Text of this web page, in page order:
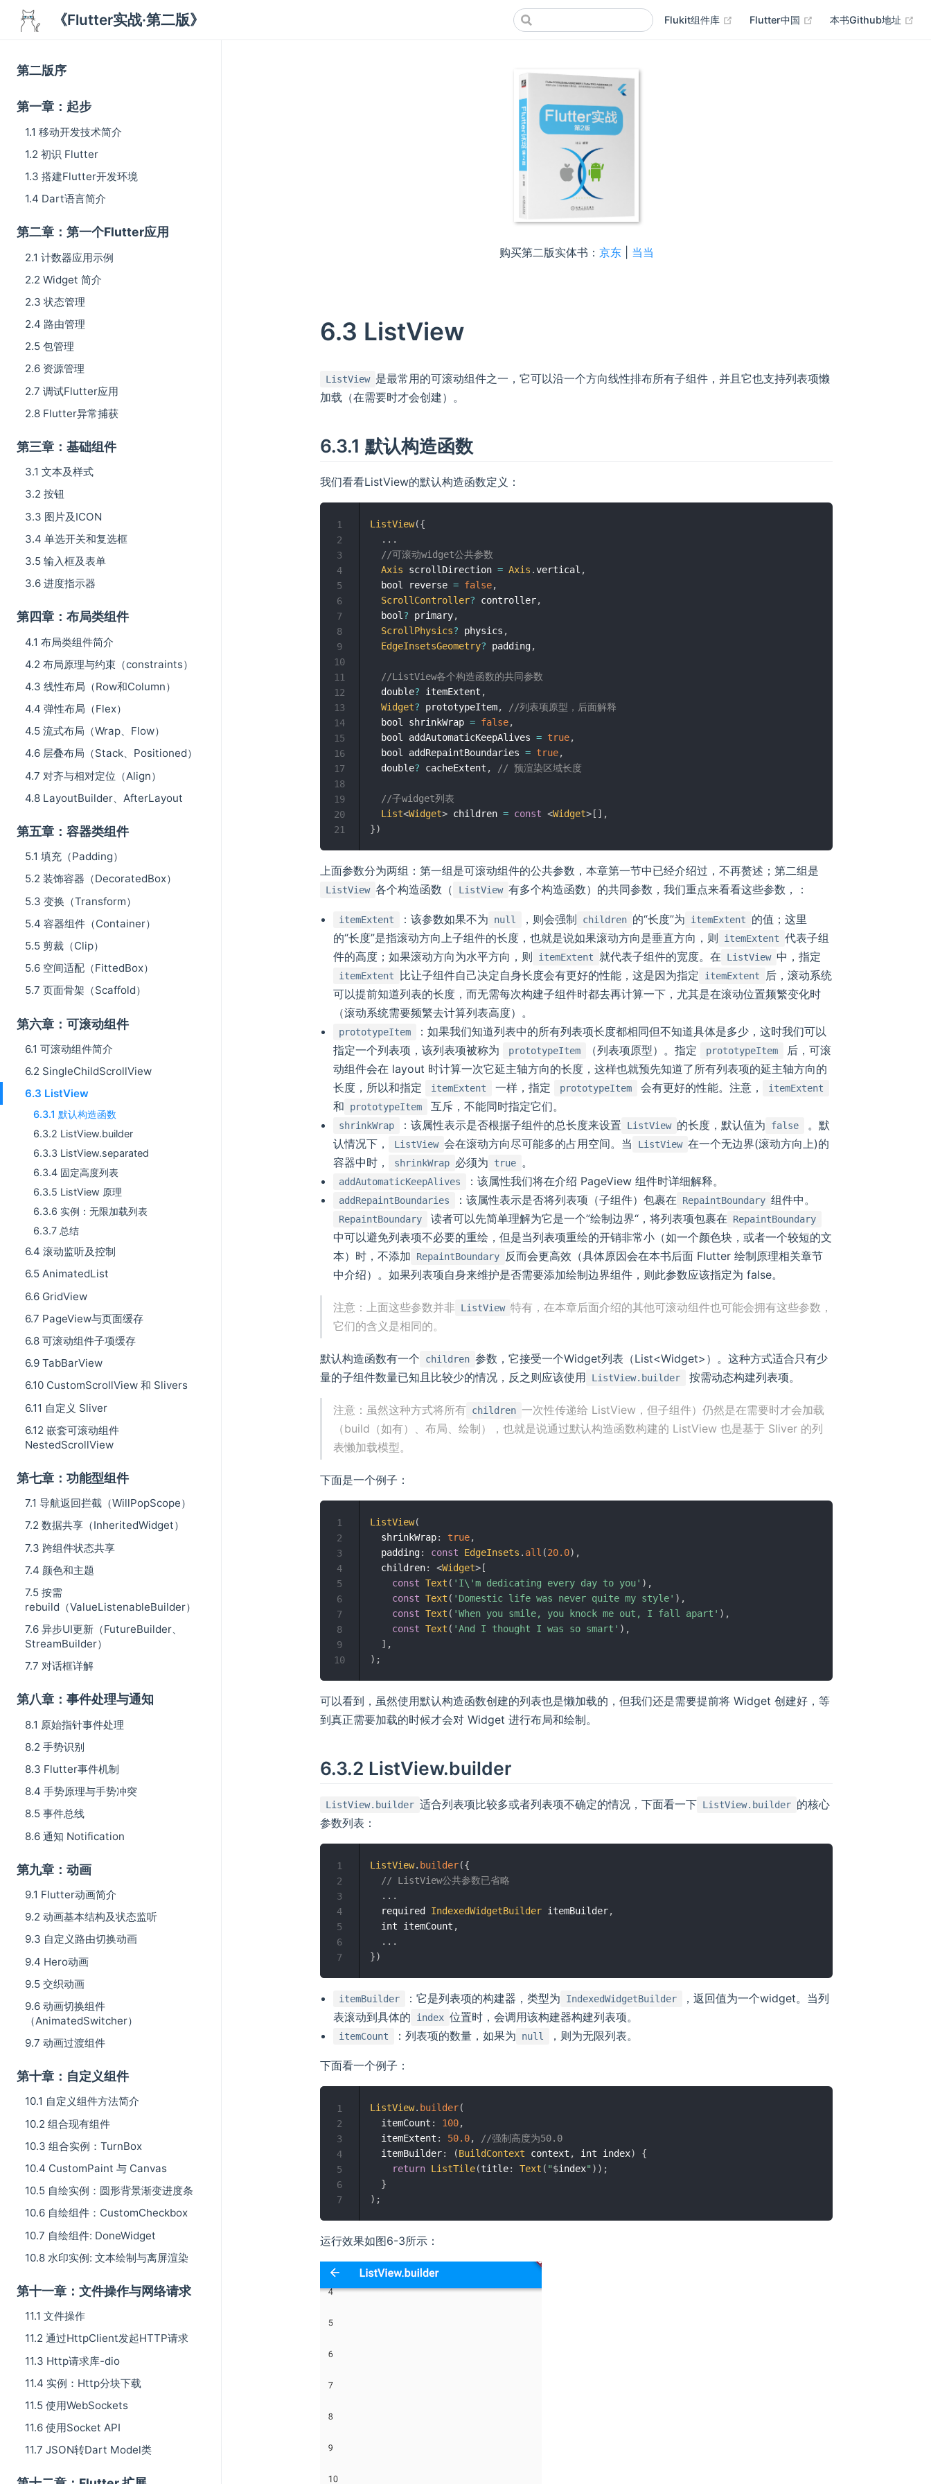
《Flutter实战·第二版》 Flukit组件库 (opens new window)
Flutter中国 (opens new window)
本书Github地址
第二版序
第一章：起步
1.1 移动开发技术简介
1.2 初识 Flutter
1.3 搭建Flutter开发环境
1.4 Dart语言简介
第二章：第一个Flutter应用
2.1 计数器应用示例
2.2 Widget 简介
2.3 状态管理
2.4 路由管理
2.5 包管理
2.6 资源管理
2.7 调试Flutter应用
2.8 Flutter异常捕获
第三章：基础组件
3.1 文本及样式
3.2 按钮
3.3 图片及ICON
3.4 单选开关和复选框
3.5 输入框及表单
3.6 进度指示器
第四章：布局类组件
4.1 布局类组件简介
4.2 布局原理与约束（constraints）
4.3 线性布局（Row和Column）
4.4 弹性布局（Flex）
4.5 流式布局（Wrap、Flow）
4.6 层叠布局（Stack、Positioned）
4.7 对齐与相对定位（Align）
4.8 LayoutBuilder、AfterLayout
第五章：容器类组件
5.1 填充（Padding）
5.2 装饰容器（DecoratedBox）
5.3 变换（Transform）
5.4 容器组件（Container）
5.5 剪裁（Clip）
5.6 空间适配（FittedBox）
5.7 页面骨架（Scaffold）
第六章：可滚动组件
6.1 可滚动组件简介
6.2 SingleChildScrollView
6.3 ListView
6.3.1 默认构造函数
6.3.2 ListView.builder
6.3.3 ListView.separated
6.3.4 固定高度列表
6.3.5 ListView 原理
6.3.6 实例：无限加载列表
6.3.7 总结
6.4 滚动监听及控制
6.5 AnimatedList
6.6 GridView
6.7 PageView与页面缓存
6.8 可滚动组件子项缓存
6.9 TabBarView
6.10 CustomScrollView 和 Slivers
6.11 自定义 Sliver
6.12 嵌套可滚动组件
NestedScrollView
第七章：功能型组件
7.1 导航返回拦截（WillPopScope）
7.2 数据共享（InheritedWidget）
7.3 跨组件状态共享
7.4 颜色和主题
7.5 按需
rebuild（ValueListenableBuilder）
7.6 异步UI更新（FutureBuilder、
StreamBuilder）
7.7 对话框详解
第八章：事件处理与通知
8.1 原始指针事件处理
8.2 手势识别
8.3 Flutter事件机制
8.4 手势原理与手势冲突
8.5 事件总线
8.6 通知 Notification
第九章：动画
9.1 Flutter动画简介
9.2 动画基本结构及状态监听
9.3 自定义路由切换动画
9.4 Hero动画
9.5 交织动画
9.6 动画切换组件
（AnimatedSwitcher）
9.7 动画过渡组件
第十章：自定义组件
10.1 自定义组件方法简介
10.2 组合现有组件
10.3 组合实例：TurnBox
10.4 CustomPaint 与 Canvas
10.5 自绘实例：圆形背景渐变进度条
10.6 自绘组件：CustomCheckbox
10.7 自绘组件: DoneWidget
10.8 水印实例: 文本绘制与离屏渲染
第十一章：文件操作与网络请求
11.1 文件操作
11.2 通过HttpClient发起HTTP请求
11.3 Http请求库-dio
11.4 实例：Http分块下载
11.5 使用WebSockets
11.6 使用Socket API
11.7 JSON转Dart Model类
购买第二版实体书： 京东| 当当
6.3 ListView
ListView 是最常用的可滚动组件之一，它可以沿一个方向线性排布所有子组件，并且它也支持列表项懒
加载（在需要时才会创建）。
6.3.1 默认构造函数
我们看看ListView的默认构造函数定义：
ListView({
. . .
//可滚动widget公共参数
Axis scrollDirection = Axis .vertical ,
  bool reverse
= false,
ScrollController? controller,
  bool
? primary,
ScrollPhysics? physics ,
EdgeInsetsGeometry? padding,
//ListView各个构造函数的共同参数
  double
? itemExtent ,
Widget? prototypeItem,
//列表项原型，后面解释
  bool shrinkWrap
= false,
  bool addAutomaticKeepAlives
= true,
  bool addRepaintBoundaries
= true,
  double
? cacheExtent , // 预渲染区域长度
//子widget列表
List<Widget> children = const <Widget> [ ] ,
})
1
2
3
4
5
6
7
8
9
10
11
12
13
14
15
16
17
18
19
20
21
上面参数分为两组：第一组是可滚动组件的公共参数，本章第一节中已经介绍过，不再赘述；第二组是
ListView 各个构造函数（ ListView 有多个构造函数）的共同参数，我们重点来看看这些参数，：
itemExtent ：该参数如果不为 null ，则会强制 children 的“长度”为 itemExtent
的值；这里
的“长度”是指滚动方向上子组件的长度，也就是说如果滚动方向是垂直方向，则
itemExtent 代表子组
件的高度；如果滚动方向为水平方向，则
itemExtent 就代表子组件的宽度。在 ListView 中，指定
itemExtent 比让子组件自己决定自身长度会有更好的性能，这是因为指定 itemExtent
后，滚动系统
可以提前知道列表的长度，而无需每次构建子组件时都去再计算一下，尤其是在滚动位置频繁变化时
（滚动系统需要频繁去计算列表高度）。
prototypeItem
：如果我们知道列表中的所有列表项长度都相同但不知道具体是多少，这时我们可以
指定一个列表项，该列表项被称为
prototypeItem （列表项原型）。指定 prototypeItem
后，可滚
动组件会在 layout 时计算一次它延主轴方向的长度，这样也就预先知道了所有列表项的延主轴方向的
长度，所以和指定
itemExtent 一样，指定 prototypeItem 会有更好的性能。注意， itemExtent
和 prototypeItem 互斥，不能同时指定它们。
shrinkWrap ：该属性表示是否根据子组件的总长度来设置 ListView 的长度，默认值为 false
。默
认情况下，
ListView 会在滚动方向尽可能多的占用空间。当 ListView 在一个无边界(滚动方向上)的
容器中时，
shrinkWrap 必须为 true 。
addAutomaticKeepAlives ：该属性我们将在介绍 PageView 组件时详细解释。
addRepaintBoundaries ：该属性表示是否将列表项（子组件）包裹在 RepaintBoundary 组件中。
RepaintBoundary 读者可以先简单理解为它是一个”绘制边界“，将列表项包裹在 RepaintBoundary
中可以避免列表项不必要的重绘，但是当列表项重绘的开销非常小（如一个颜色块，或者一个较短的文
本）时，不添加
RepaintBoundary 反而会更高效（具体原因会在本书后面 Flutter 绘制原理相关章节
中介绍）。如果列表项自身来维护是否需要添加绘制边界组件，则此参数应该指定为 false。
注意：上面这些参数并非 ListView 特有，在本章后面介绍的其他可滚动组件也可能会拥有这些参数，
它们的含义是相同的。
默认构造函数有一个 children 参数，它接受一个Widget列表（List<Widget>）。这种方式适合只有少
量的子组件数量已知且比较少的情况，反之则应该使用
ListView.builder 按需动态构建列表项。
注意：虽然这种方式将所有 children 一次性传递给 ListView，但子组件）仍然是在需要时才会加载
（build（如有）、布局、绘制），也就是说通过默认构造函数构建的 ListView 也是基于 Sliver 的列
表懒加载模型。
下面是一个例子：
ListView(
  shrinkWrap
: true,
  padding
: const EdgeInsets . all (20.0) ,
  children
: <Widget> [
const Text ( 'I\'m dedicating every day to you' ) ,
const Text ( 'Domestic life was never quite my style' ) ,
const Text ( 'When you smile, you knock me out, I fall apart' ) ,
const Text ( 'And I thought I was so smart' ) ,
] ,
) ;
1
2
3
4
5
6
7
8
9
10
可以看到，虽然使用默认构造函数创建的列表也是懒加载的，但我们还是需要提前将 Widget 创建好，等
到真正需要加载的时候才会对 Widget 进行布局和绘制。
6.3.2 ListView.builder
ListView.builder 适合列表项比较多或者列表项不确定的情况，下面看一下 ListView.builder 的核心
参数列表：
ListView. builder({
// ListView公共参数已省略
. . .
  required
IndexedWidgetBuilder itemBuilder,
  int itemCount
,
. . .
})
1
2
3
4
5
6
7
itemBuilder ：它是列表项的构建器，类型为 IndexedWidgetBuilder
，返回值为一个widget。当列
表滚动到具体的
index 位置时，会调用该构建器构建列表项。
itemCount ：列表项的数量，如果为 null ，则为无限列表。
下面看一个例子：
ListView. builder(
  itemCount
: 100,
  itemExtent
: 50.0,
//强制高度为50.0
  itemBuilder
: (BuildContext context , int index)
{
return ListTile(title: Text ( "$index" ) ) ;
}
) ;
1
2
3
4
5
6
7
运行效果如图6-3所示：